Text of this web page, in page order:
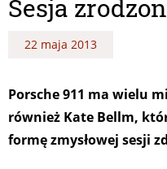
Sesja
22 maja 2013
Porsche 911 ma wielu
również Kate Bellm,
formę zmysłowej sesji